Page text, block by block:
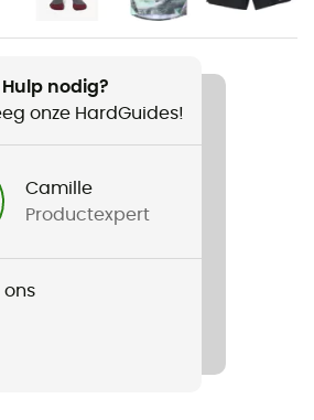
Hulp nodig?
onze HardGuides!
Camille
Productexpert
ons